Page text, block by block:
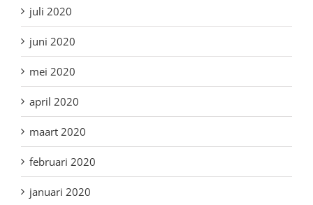
juli 2020
juni 2020
mei 2020
april 2020
maart 2020
februari 2020
januari 2020